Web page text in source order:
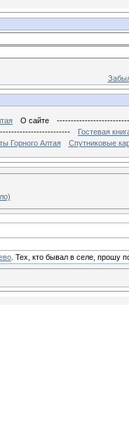
О сайте
Гостевая
Горного Алтая Спутниковые
. Тех, кто бывал в селе, прошу